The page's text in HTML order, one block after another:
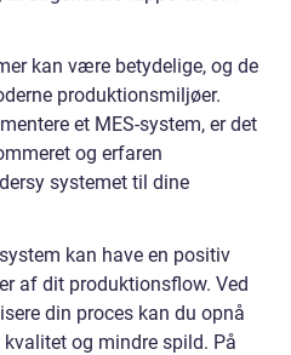
kan være betydelige, og de
produktionsmiljøer.
et MES-system, er det
og erfaren
systemet til dine
kan have en positiv
af dit produktionsflow. Ved
din proces kan du opnå
og mindre spild. På